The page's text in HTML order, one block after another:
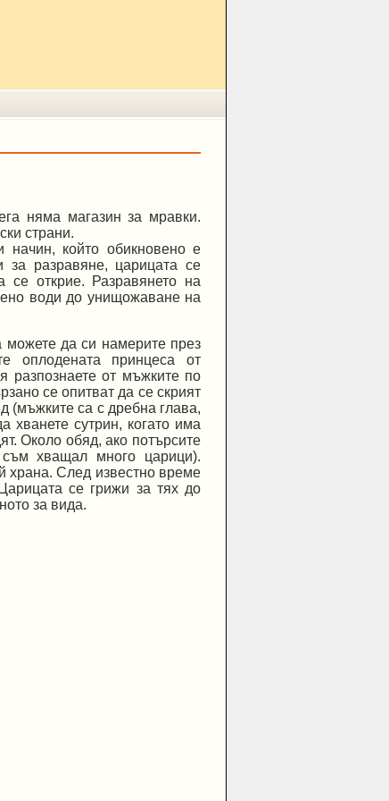
няма магазин за мравки.
страни.
който обикновено е
за разравяне, царицата се
открие. Разравянето на
води до унищожаване на
да си намерите през
оплодената принцеса от
разпознаете от мъжките по
се опитват да се скрият
(мъжките са с дребна глава,
сутрин, когато има
Около обяд, ако потърсите
хващал много царици).
храна. След известно време
се грижи за тях до
за вида.